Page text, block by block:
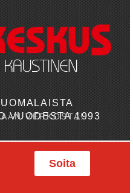
VUODESTA 1993
VERKOSTA!
Soita